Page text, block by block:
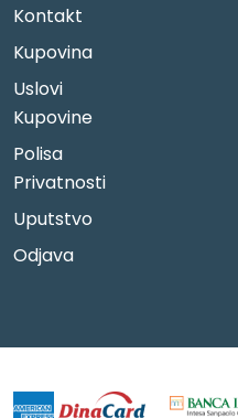
Kontakt
Kupovina
Uslovi
Kupovine
Polisa
Privatnosti
Uputstvo
Odjava